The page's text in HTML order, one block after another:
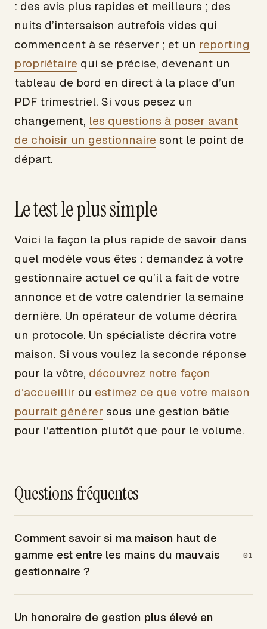
: des avis plus rapides et meilleurs ; des
nuits d’intersaison autrefois vides qui
commencent à se réserver ; et un reporting
propriétaire qui se précise, devenant un
tableau de bord en direct à la place d’un
PDF trimestriel. Si vous pesez un
changement, les questions à poser avant
de choisir un gestionnaire sont le point de
départ.
Le test le plus simple
Voici la façon la plus rapide de savoir dans
quel modèle vous êtes : demandez à votre
gestionnaire actuel ce qu’il a fait de votre
annonce et de votre calendrier la semaine
dernière. Un opérateur de volume décrira
un protocole. Un spécialiste décrira votre
maison. Si vous voulez la seconde réponse
pour la vôtre, découvrez notre façon
d’accueillir ou estimez ce que votre maison
pourrait générer sous une gestion bâtie
pour l’attention plutôt que pour le volume.
Questions fréquentes
Comment savoir si ma maison haut de
gamme est entre les mains du mauvais
gestionnaire ?
01
Un honoraire de gestion plus élevé en